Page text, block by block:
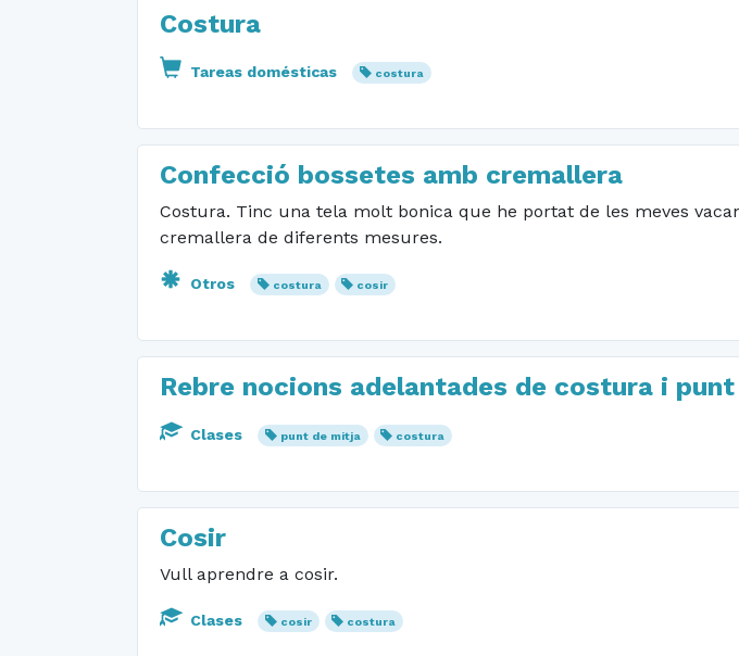
Costura
Tareas domésticas costura
Confecció bossetes amb cremallera
Costura. Tinc una tela molt bonica que he portat de les meves
cremallera de diferents mesures.
Otros costura cosir
Rebre nocions adelantades de costura i
Clases punt de mitja costura
Cosir
Vull aprendre a cosir.
Clases cosir costura